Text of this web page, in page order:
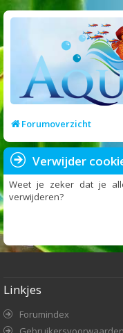
Forumoverzicht
Verwijder
Weet je zeker dat je
verwijderen?
Linkjes
Forumindex